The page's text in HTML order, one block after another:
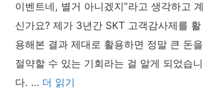
이벤트네, 별거 아니겠지”라고 생각하고 계
신가요? 제가 3년간 SKT 고객감사제를 활
용해본 결과 제대로 활용하면 정말 큰 돈을
절약할 수 있는 기회라는 걸 알게 되었습니
다. … 더 읽기